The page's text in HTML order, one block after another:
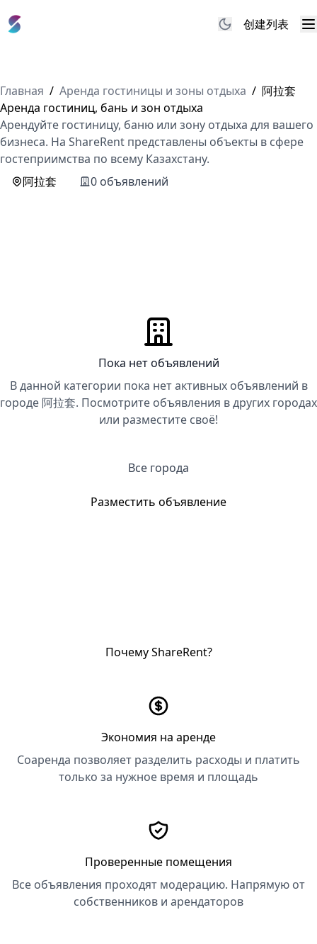
创建列表
Главная / Аренда гостиницы и зоны отдыха / 阿拉套
Аренда гостиниц, бань и зон отдыха
Арендуйте гостиницу, баню или зону отдыха для вашего
бизнеса. На ShareRent представлены объекты в сфере
гостеприимства по всему Казахстану.
阿拉套
0 объявлений
Пока нет объявлений
В данной категории пока нет активных объявлений в
городе 阿拉套. Посмотрите объявления в других городах
или разместите своё!
Все города
Разместить объявление
Почему ShareRent?
Экономия на аренде
Соаренда позволяет разделить расходы и платить
только за нужное время и площадь
Проверенные помещения
Все объявления проходят модерацию. Напрямую от
собственников и арендаторов